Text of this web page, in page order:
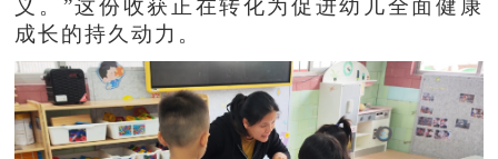
义。”这份收获正在转化为促进幼儿全面健康
成长的持久动力。